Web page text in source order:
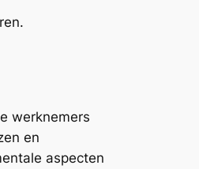
werknemers
en
aspecten